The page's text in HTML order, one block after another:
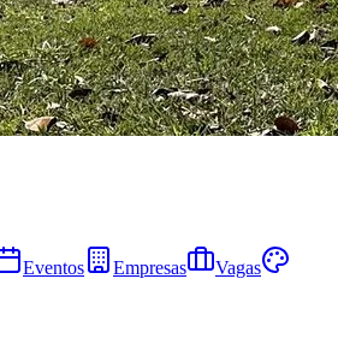
Eventos Empresas
Vagas